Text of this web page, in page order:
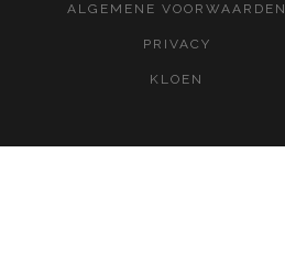
ALGEMENE VOORWAARDEN
PRIVACY
KLOEN